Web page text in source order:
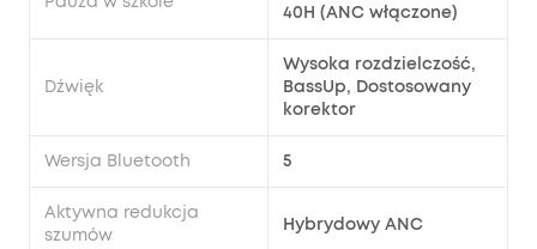
40H (ANC włączone)
Dźwięk
Wysoka rozdzielczość,
BassUp, Dostosowany
korektor
Wersja Bluetooth 5
Aktywna redukcja
szumów
Hybrydowy ANC